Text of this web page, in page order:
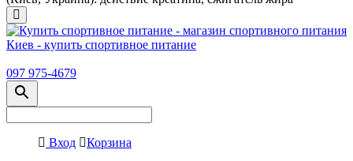
097 975-4679
Вход
Корзина